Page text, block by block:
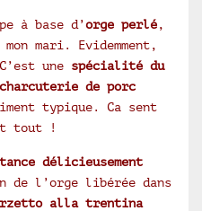
à base d’orge perlé,
mari. Evidemment,
une spécialité du
charcuterie de porc
typique. Ca sent
tout !
délicieusement
de l’orge libérée dans
alla trentina